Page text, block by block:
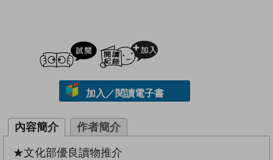
試閲
加入／閱讀電子書
內容簡介 作者簡介
★文化部優良讀物推介